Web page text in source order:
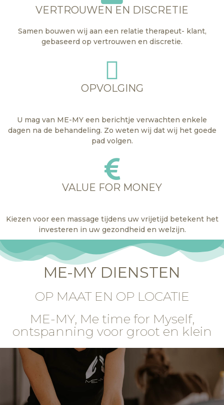
VERTROUWEN EN DISCRETIE
Samen bouwen wij aan een relatie therapeut- klant,
gebaseerd op vertrouwen en discretie.
OPVOLGING
U mag van ME-MY een berichtje verwachten enkele
dagen na de behandeling. Zo weten wij dat wij het goede
pad volgen.
VALUE FOR MONEY
Kiezen voor een massage tijdens uw vrijetijd betekent het
investeren in uw gezondheid en welzijn.
ME-MY DIENSTEN
OP MAAT EN OP LOCATIE
ME-MY, Me time for Myself,
ontspanning voor groot en klein
- Welzijn op het werk